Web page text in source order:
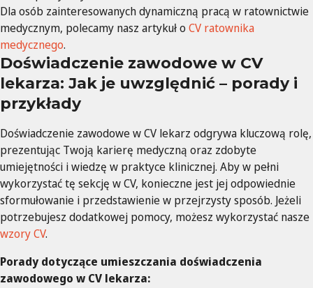
Dla osób zainteresowanych dynamiczną pracą w ratownictwie
medycznym, polecamy nasz artykuł o CV ratownika
medycznego.
Doświadczenie zawodowe w CV
lekarza: Jak je uwzględnić – porady i
przykłady
Doświadczenie zawodowe w CV lekarz odgrywa kluczową rolę,
prezentując Twoją karierę medyczną oraz zdobyte
umiejętności i wiedzę w praktyce klinicznej. Aby w pełni
wykorzystać tę sekcję w CV, konieczne jest jej odpowiednie
sformułowanie i przedstawienie w przejrzysty sposób. Jeżeli
potrzebujesz dodatkowej pomocy, możesz wykorzystać nasze
wzory CV.
Porady dotyczące umieszczania doświadczenia
zawodowego w CV lekarza: